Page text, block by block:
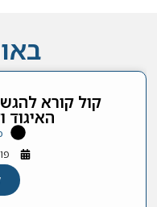
קול קורא
האיגוד